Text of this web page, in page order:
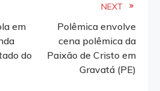
em
do
NEXT
Polêmica envolve
cena polêmica da
Paixão de Cristo em
Gravatá (PE)